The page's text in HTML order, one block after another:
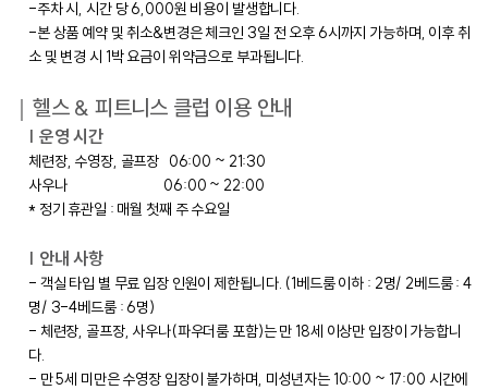
-주차 시, 시간 당 6,000원 비용이 발생합니다.
-본 상품 예약 및 취소&변경은 체크인 3일 전 오후 6시까지 가능하며, 이후 취
소 및 변경 시 1박 요금이 위약금으로 부과됩니다.
｜헬스 & 피트니스 클럽 이용 안내
| 운영 시간
체련장, 수영장, 골프장 06:00 ~ 21:30
사우나 06:00 ~ 22:00
* 정기 휴관일 : 매월 첫째 주 수요일
| 안내 사항
- 객실 타입 별 무료 입장 인원이 제한됩니다. (1베드룸 이하 : 2명/ 2베드룸 : 4
명/ 3-4베드룸 : 6명)
- 체련장, 골프장, 사우나(파우더룸 포함)는 만 18세 이상만 입장이 가능합니
다.
- 만 5세 미만은 수영장 입장이 불가하며, 미성년자는 10:00 ~ 17:00 시간에